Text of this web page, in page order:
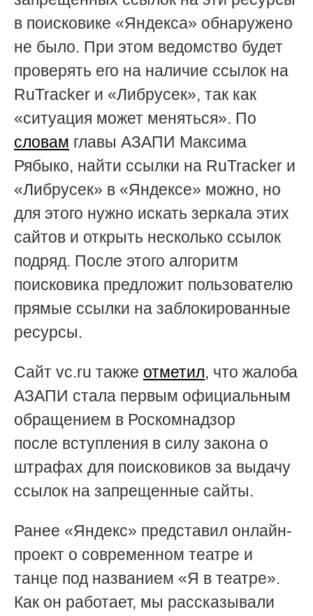
в поисковике «Яндекса» обнаружено
не было. При этом ведомство будет
проверять его на наличие ссылок на
RuTracker и «Либрусек», так как
«ситуация может меняться». По
словам главы АЗАПИ Максима
Рябыко, найти ссылки на RuTracker и
«Либрусек» в «Яндексе» можно, но
для этого нужно искать зеркала этих
сайтов и открыть несколько ссылок
подряд. После этого алгоритм
поисковика предложит пользователю
прямые ссылки на заблокированные
ресурсы.
Сайт vc.ru также отметил, что жалоба
АЗАПИ стала первым официальным
обращением в Роскомнадзор
после вступления в силу закона о
штрафах для поисковиков за выдачу
ссылок на запрещенные сайты.
Ранее «Яндекс» представил онлайн-
проект о современном театре и
танце под названием «Я в театре».
Как он работает, мы рассказывали